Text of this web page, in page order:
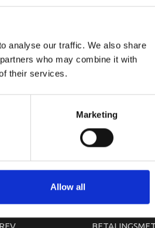
analyse our traffic. We also share
who may combine it with
their services.
Marketing
Allow all
leveres, eller hvor prisen afviger fra